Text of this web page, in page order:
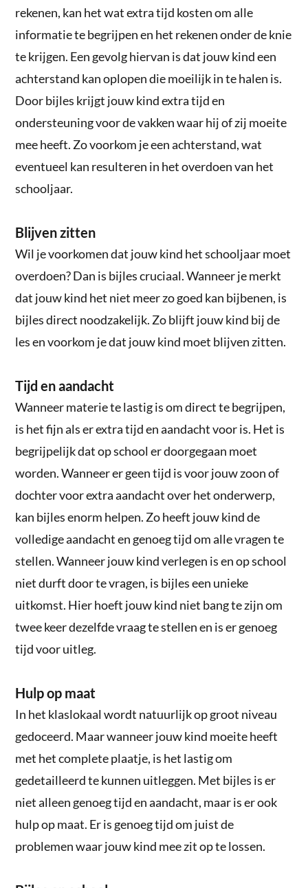
rekenen, kan het wat extra tijd kosten om alle
informatie te begrijpen en het rekenen onder de knie
te krijgen. Een gevolg hiervan is dat jouw kind een
achterstand kan oplopen die moeilijk in te halen is.
Door bijles krijgt jouw kind extra tijd en
ondersteuning voor de vakken waar hij of zij moeite
mee heeft. Zo voorkom je een achterstand, wat
eventueel kan resulteren in het overdoen van het
schooljaar.
Blijven zitten
Wil je voorkomen dat jouw kind het schooljaar moet
overdoen? Dan is bijles cruciaal. Wanneer je merkt
dat jouw kind het niet meer zo goed kan bijbenen, is
bijles direct noodzakelijk. Zo blijft jouw kind bij de
les en voorkom je dat jouw kind moet blijven zitten.
Tijd en aandacht
Wanneer materie te lastig is om direct te begrijpen,
is het fijn als er extra tijd en aandacht voor is. Het is
begrijpelijk dat op school er doorgegaan moet
worden. Wanneer er geen tijd is voor jouw zoon of
dochter voor extra aandacht over het onderwerp,
kan bijles enorm helpen. Zo heeft jouw kind de
volledige aandacht en genoeg tijd om alle vragen te
stellen. Wanneer jouw kind verlegen is en op school
niet durft door te vragen, is bijles een unieke
uitkomst. Hier hoeft jouw kind niet bang te zijn om
twee keer dezelfde vraag te stellen en is er genoeg
tijd voor uitleg.
Hulp op maat
In het klaslokaal wordt natuurlijk op groot niveau
gedoceerd. Maar wanneer jouw kind moeite heeft
met het complete plaatje, is het lastig om
gedetailleerd te kunnen uitleggen. Met bijles is er
niet alleen genoeg tijd en aandacht, maar is er ook
hulp op maat. Er is genoeg tijd om juist de
problemen waar jouw kind mee zit op te lossen.